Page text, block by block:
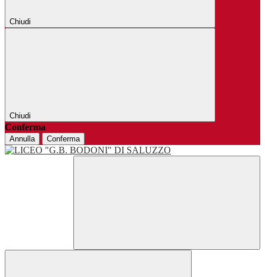
Chiudi
Chiudi
Conferma
Annulla Conferma